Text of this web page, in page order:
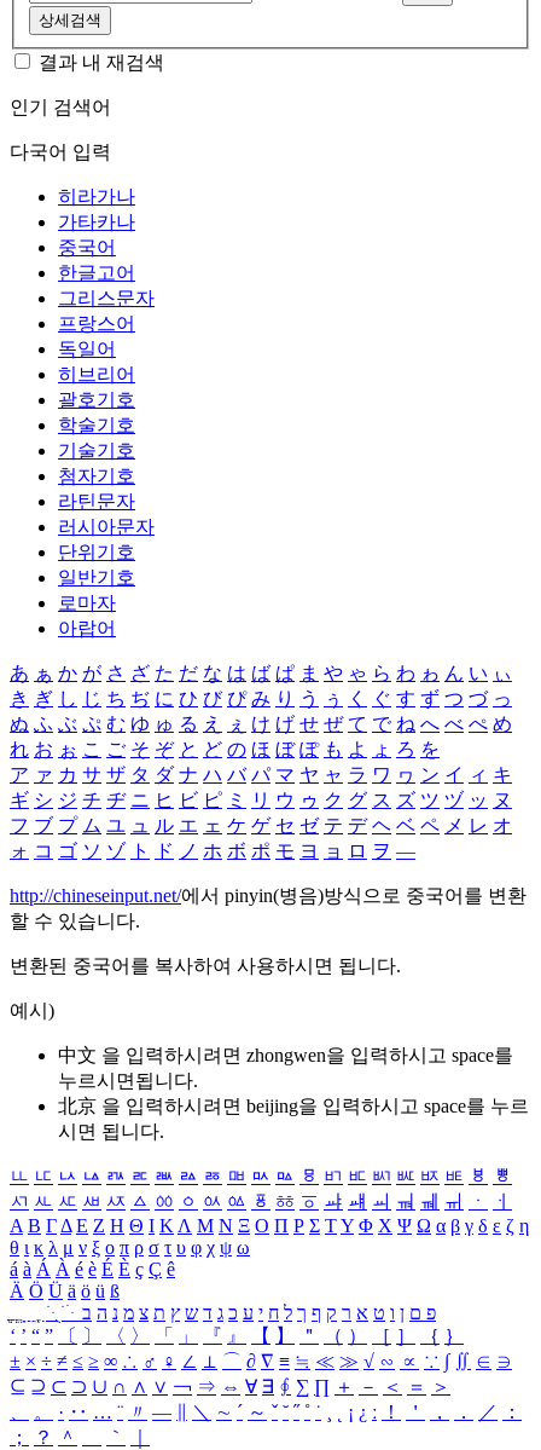
상세검색
결과 내 재검색
인기 검색어
다국어 입력
히라가나
가타카나
중국어
한글고어
그리스문자
프랑스어
독일어
히브리어
괄호기호
학술기호
기술기호
첨자기호
라틴문자
러시아문자
단위기호
일반기호
로마자
아랍어
あ ぁ か が さ ざ た だ な は ば ぱ ま や ゃ ら わ ゎ ん い ぃ
き ぎ し じ ち ぢ に ひ び ぴ み り う ぅ く ぐ す ず つ づ っ
ぬ ふ ぶ ぷ む ゆ ゅ る え ぇ け げ せ ぜ て で ね へ べ ぺ め
れ お ぉ こ ご そ ぞ と ど の ほ ぼ ぽ も よ ょ ろ を
ア ァ カ サ ザ タ ダ ナ ハ バ パ マ ヤ ャ ラ ワ ヮ ン イ ィ キ
ギ シ ジ チ ヂ ニ ヒ ビ ピ ミ リ ウ ゥ ク グ ス ズ ツ ヅ ッ ヌ
フ ブ プ ム ユ ュ ル エ ェ ケ ゲ セ ゼ テ デ ヘ ベ ペ メ レ オ
ォ コ ゴ ソ ゾ ト ド ノ ホ ボ ポ モ ヨ ョ ロ ヲ ―
http://chineseinput.net/에서 pinyin(병음)방식으로 중국어를 변환
할 수 있습니다.
변환된 중국어를 복사하여 사용하시면 됩니다.
예시)
中文 을 입력하시려면 zhongwen을 입력하시고 space를
누르시면됩니다.
北京 을 입력하시려면 beijing을 입력하시고 space를 누르
시면 됩니다.
ㅥ ㅦ ㅧ ㅨ ㅩ ㅪ ㅫ ㅬ ㅭ ㅮ ㅯ ㅰ ㅱ ㅲ ㅳ ㅴ ㅵ ㅶ ㅷ ㅸ
ㅹ
ㅺ ㅻ ㅼ ㅽ ㅾ ㅿ ㆀ ㆁ ㆂ ㆃ ㆄ ㆅ ㆆ ㆇ ㆈ ㆉ ㆊ ㆋ ㆌ ㆍ
ㆎ
Α Β ΓΔ Ε Ζ Η Θ Ι ΚΛ Μ Ν Ξ Ο Π Ρ Σ ΤΥ Φ Χ Ψ Ω α β γ δ ε ζ η
θ ι κ λ μ ν ξ ο π ρ σ τ υ φ χ ψ ω
á à Á À é è É È ç Ç ê
Ä Ö Ü ä ö ü ß
ִֶֹ ֻּ ׁׂ פ ם ן ו ט א ר ק ף ך ל ח י ע כ ג ד ש ץ ת צ מ נ ה ב
‘ ’ “ ” 〔 〕 〈 〉 「 」 『 』 【 】 ＂ （ ） ［ ］ ｛ ｝
± × ÷ ≠ ≤ ≥ ∞ ∴ ♂ ♀ ∠ ⊥ ⌒ ∂ ∇ ≡ ≒ ≪ ≫ √ ∽ ∝ ∵ ∫ ∬ ∈ ∋
⊆ ⊇ ⊂ ⊃ ∪ ∩ ∧ ∨ ￢ ⇒ ⇔ ∀ ∃ ∮ ∑ ∏ ＋ － ＜ ＝
＞
、
。 · ‥ … ¨ 〃 ― ＼ ∼ ´ ～ ˇ ˘ ˝ ˚ ˙ ¸ ¡ ¿ ː ！ ＇ ， ． ／
：
；
？ ＾ ｀